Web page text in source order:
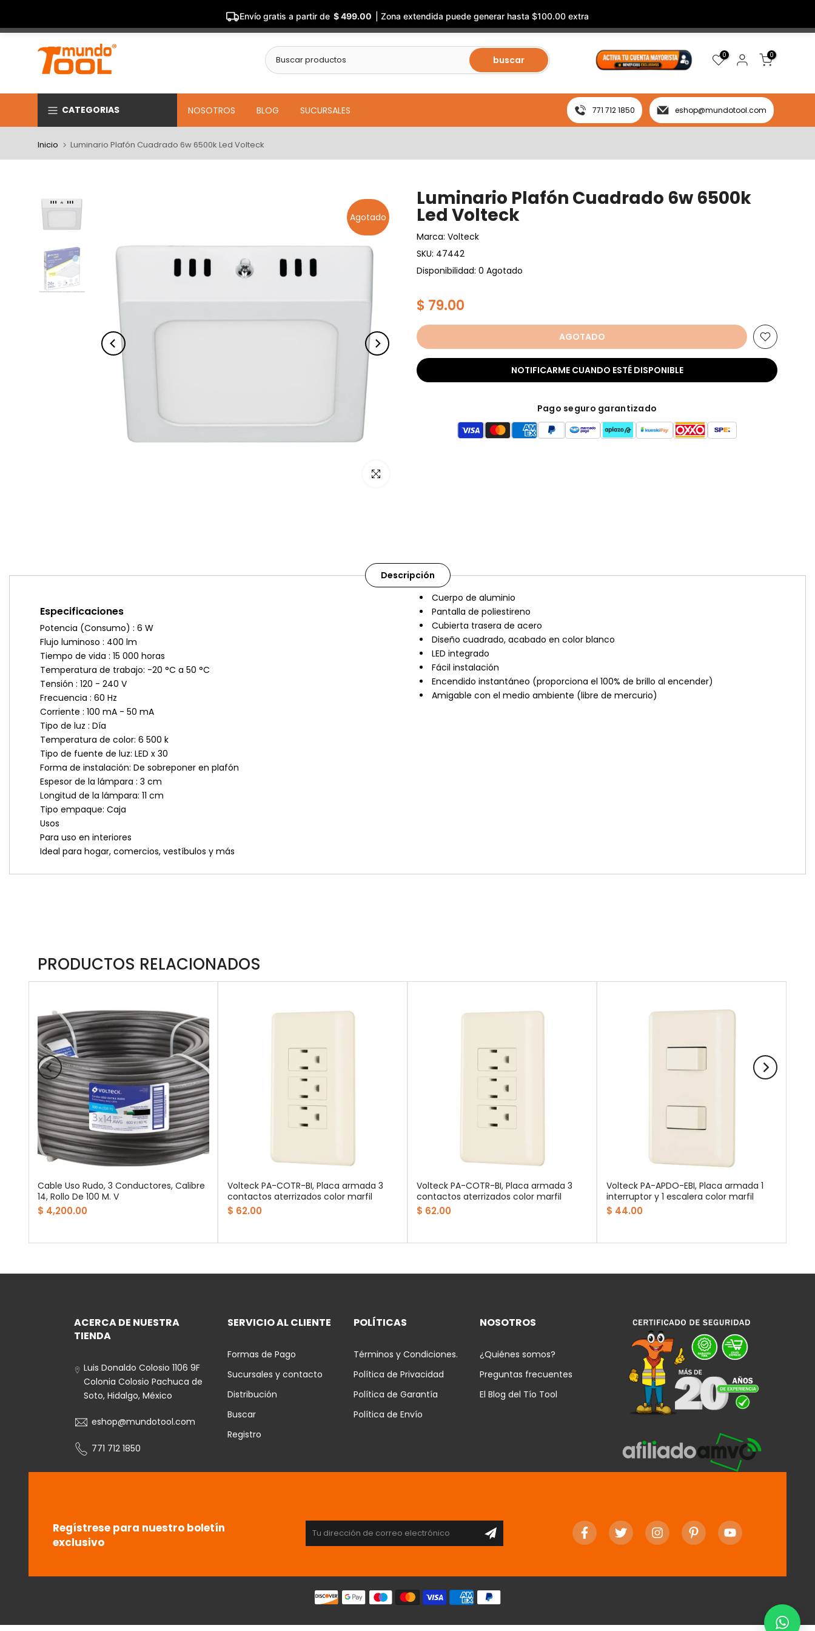
Envío gratis a partir de $ 499.00 | Zona extendida puede generar hasta $100.00 extra
contenido
buscar 0 0
CATEGORIAS NOSOTROS BLOG SUCURSALES 771 712 1850 eshop@mundotool.com
Inicio Luminario Plafón Cuadrado 6w 6500k Led Volteck
Agotado
Haz clic para ampliar
Luminario Plafón Cuadrado 6w 6500k
Led Volteck
Marca: Volteck
SKU: 47442
Disponibilidad: 0 Agotado
$ 79.00
AGOTADO
NOTIFICARME CUANDO ESTÉ DISPONIBLE
Pago seguro garantizado
Descripción
Especificaciones
Potencia (Consumo) : 6 W
Flujo luminoso : 400 lm
Tiempo de vida : 15 000 horas
Temperatura de trabajo: -20 °C a 50 °C
Tensión : 120 - 240 V
Frecuencia : 60 Hz
Corriente : 100 mA - 50 mA
Tipo de luz : Día
Temperatura de color: 6 500 k
Tipo de fuente de luz: LED x 30
Forma de instalación: De sobreponer en plafón
Espesor de la lámpara : 3 cm
Longitud de la lámpara: 11 cm
Tipo empaque: Caja
Usos
Para uso en interiores
Ideal para hogar, comercios, vestíbulos y más
Cuerpo de aluminio
Pantalla de poliestireno
Cubierta trasera de acero
Diseño cuadrado, acabado en color blanco
LED integrado
Fácil instalación
Encendido instantáneo (proporciona el 100% de brillo al encender)
Amigable con el medio ambiente (libre de mercurio)
PRODUCTOS RELACIONADOS
Cable Uso Rudo, 3 Conductores, Calibre
14, Rollo De 100 M. V
$ 4,200.00
Volteck PA-COTR-BI, Placa armada 3
contactos aterrizados color marfil
$ 62.00
Volteck PA-COTR-BI, Placa armada 3
contactos aterrizados color marfil
$ 62.00
Volteck PA-APDO-EBI, Placa armada 1
interruptor y 1 escalera color marfil
$ 44.00
ACERCA DE NUESTRA
TIENDA
Luis Donaldo Colosio 1106 9F
Colonia Colosio Pachuca de
Soto, Hidalgo, México
eshop@mundotool.com
771 712 1850
SERVICIO AL CLIENTE
Formas de Pago
Sucursales y contacto
Distribución
Buscar
Registro
POLÍTICAS
Términos y Condiciones.
Política de Privacidad
Política de Garantía
Política de Envío
NOSOTROS
¿Quiénes somos?
Preguntas frecuentes
El Blog del Tío Tool
Regístrese para nuestro boletín
exclusivo